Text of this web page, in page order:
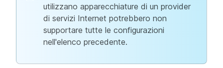
utilizzano apparecchiature di un provider
di servizi Internet potrebbero non
supportare tutte le configurazioni
nell'elenco precedente.